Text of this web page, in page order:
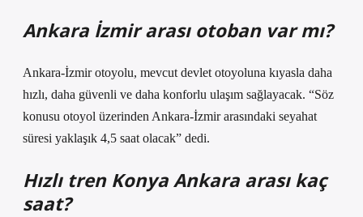
Ankara İzmir arası otoban var mı?
Ankara-İzmir otoyolu, mevcut devlet otoyoluna kıyasla daha
hızlı, daha güvenli ve daha konforlu ulaşım sağlayacak. “Söz
konusu otoyol üzerinden Ankara-İzmir arasındaki seyahat
süresi yaklaşık 4,5 saat olacak” dedi.
Hızlı tren Konya Ankara arası kaç
saat?